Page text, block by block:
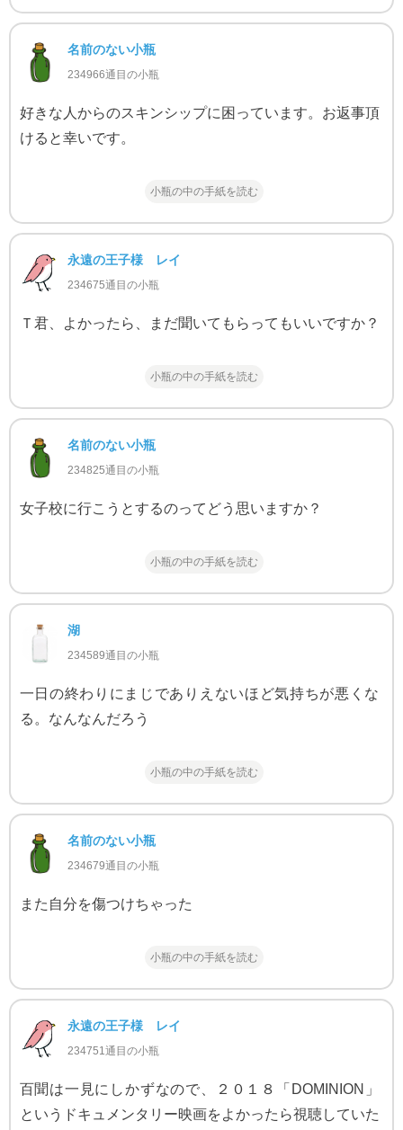
名前のない小瓶
234966通目の小瓶
好きな人からのスキンシップに困っています。お返事頂
けると幸いです。
小瓶の中の手紙を読む
永遠の王子様 レイ
234675通目の小瓶
Ｔ君、よかったら、まだ聞いてもらってもいいですか？
小瓶の中の手紙を読む
名前のない小瓶
234825通目の小瓶
女子校に行こうとするのってどう思いますか？
小瓶の中の手紙を読む
湖
234589通目の小瓶
一日の終わりにまじでありえないほど気持ちが悪くな
る。なんなんだろう
小瓶の中の手紙を読む
名前のない小瓶
234679通目の小瓶
また自分を傷つけちゃった
小瓶の中の手紙を読む
永遠の王子様 レイ
234751通目の小瓶
百聞は一見にしかずなので、２０１８「DOMINION」
というドキュメンタリー映画をよかったら視聴していた